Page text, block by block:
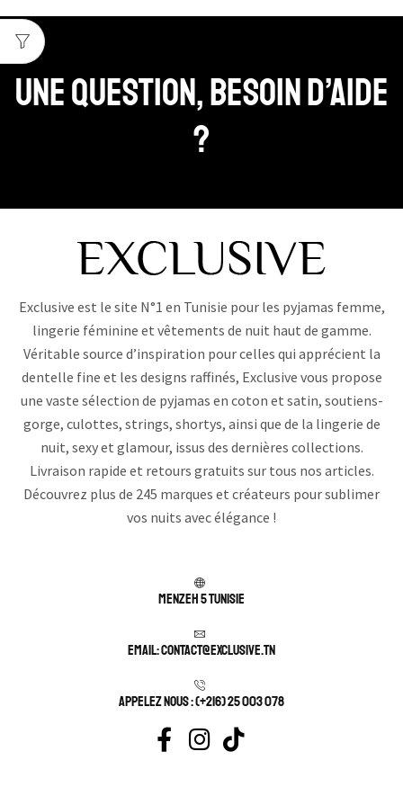
Une question, Besoin d’aide
?
Exclusive est le site N°1 en Tunisie pour les pyjamas femme,
lingerie féminine et vêtements de nuit haut de gamme.
Véritable source d’inspiration pour celles qui apprécient la
dentelle fine et les designs raffinés, Exclusive vous propose
une vaste sélection de pyjamas en coton et satin, soutiens-
gorge, culottes, strings, shortys, ainsi que de la lingerie de
nuit, sexy et glamour, issus des dernières collections.
Livraison rapide et retours gratuits sur tous nos articles.
Découvrez plus de 245 marques et créateurs pour sublimer
vos nuits avec élégance !
Menzeh 5 TUNISIE
Email: contact@exclusive.tn
APPELEZ NOUS : (+216) 25 003 078